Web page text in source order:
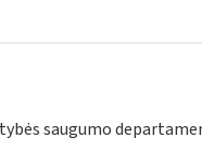
saugumo